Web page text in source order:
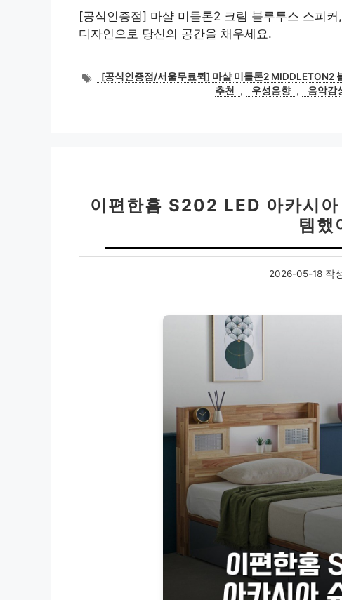
[공식인증점] 마샬 미들톤2 크림 블루투스 스피
디자인으로 당신의 공간을 채우세요.
태[공식인증점/서울무료퀵] 마샬 미들톤2 MIDDLETON2
추천
, 우성음향 , 음악감
이편한홈 S202 LED 아카시
템했
2026-05-18 작